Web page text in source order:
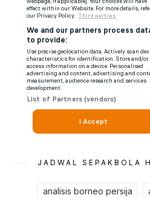
JADWAL SEPAKBOLA
analisis borneo persija